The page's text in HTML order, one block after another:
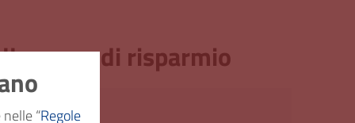
“Regole
cassa di risparmio